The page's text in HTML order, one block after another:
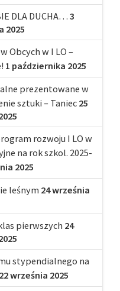
DLA DUCHA…3
2025
Obcych w I LO –
1 października 2025
prezentowane w
sztuki – Taniec25
rozwoju I LO w
na rok szkol. 2025-
2025
leśnym 24 września
pierwszych 24
stypendialnego na
22 września 2025